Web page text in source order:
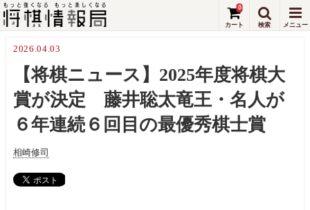
0
2026.04.03
【将棋ニュース】2025年度将棋大
賞が決定 藤井聡太竜王・名人が
６年連続６回目の最優秀棋士賞
相崎修司